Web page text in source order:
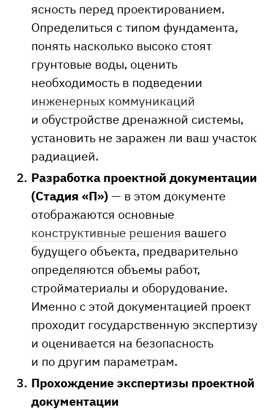
ясность перед проектированием.
Определиться с типом фундамента,
понять насколько высоко стоят
грунтовые воды, оценить
необходимость в подведении
инженерных коммуникаций
и обустройстве дренажной системы,
установить не заражен ли ваш участок
радиацией.
Разработка проектной документации
(Стадия «П») — в этом документе
отображаются основные
конструктивные решения вашего
будущего объекта, предварительно
определяются объемы работ,
стройматериалы и оборудование.
Именно с этой документацией проект
проходит государственную экспертизу
и оценивается на безопасность
и по другим параметрам.
Прохождение экспертизы проектной
документации